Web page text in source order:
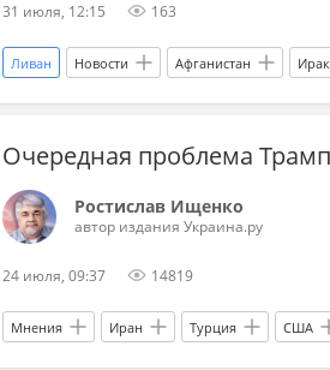
Пэтриот (зенитный ракетный комплекс )
31 июля, 12:15 163
Ливан Новости Афганистан Ирак
Очередная проблема
Ростислав Ищенко
автор издания Украина.ру
24 июля, 09:37 14819
Мнения Иран Турция США